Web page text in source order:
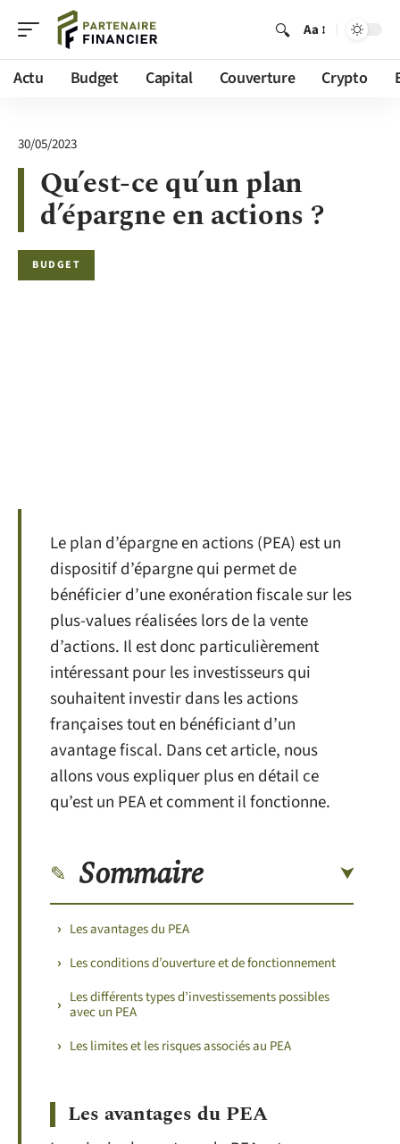
Aa
Actu Budget Capital Couverture Crypto
30/05/2023
Qu’est-ce qu’un plan
d’épargne en actions ?
BUDGET
Le plan d’épargne en actions (PEA) est un
dispositif d’épargne qui permet de
bénéficier d’une exonération fiscale sur les
plus-values réalisées lors de la vente
d’actions. Il est donc particulièrement
intéressant pour les investisseurs qui
souhaitent investir dans les actions
françaises tout en bénéficiant d’un
avantage fiscal. Dans cet article, nous
allons vous expliquer plus en détail ce
qu’est un PEA et comment il fonctionne.
Sommaire
Les avantages du PEA
Les conditions d’ouverture et de fonctionnement
Les différents types d’investissements possibles
avec un PEA
Les limites et les risques associés au PEA
Les avantages du PEA